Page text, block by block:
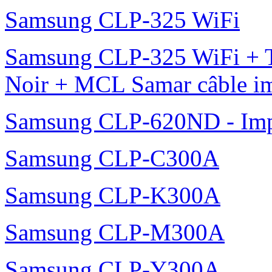
Samsung CLP-325 WiFi
Samsung CLP-325 WiFi +
Noir + MCL Samar câble
Samsung CLP-620ND -
Samsung CLP-C300A
Samsung CLP-K300A
Samsung CLP-M300A